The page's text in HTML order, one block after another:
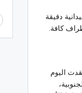
دقيقة
كافة.
اليوم